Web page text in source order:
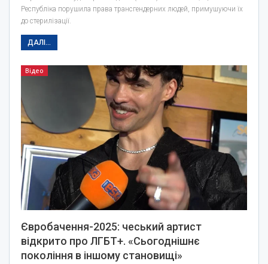
Республіка порушила права трансгендерних людей, примушуючи їх
до стерилізації.
ДАЛІ...
Відео
Євробачення-2025: чеський артист
відкрито про ЛГБТ+. «Сьогоднішнє
покоління в іншому становищі»